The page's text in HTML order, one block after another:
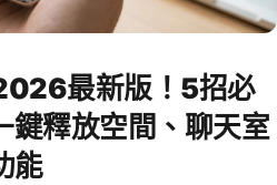
最新版！5招必
鍵釋放空間、聊天室
能